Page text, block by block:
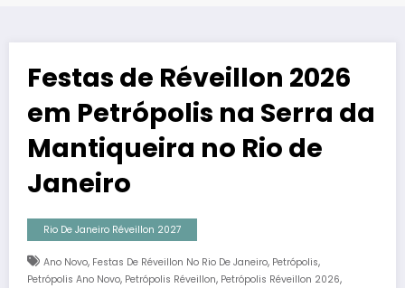
Festas de Réveillon 2026
em Petrópolis na Serra da
Mantiqueira no Rio de
Janeiro
Rio De Janeiro Réveillon 2027
Ano Novo, Festas De Réveillon No Rio De Janeiro, Petrópolis,
Petrópolis Ano Novo, Petrópolis Réveillon, Petrópolis Réveillon 2026,